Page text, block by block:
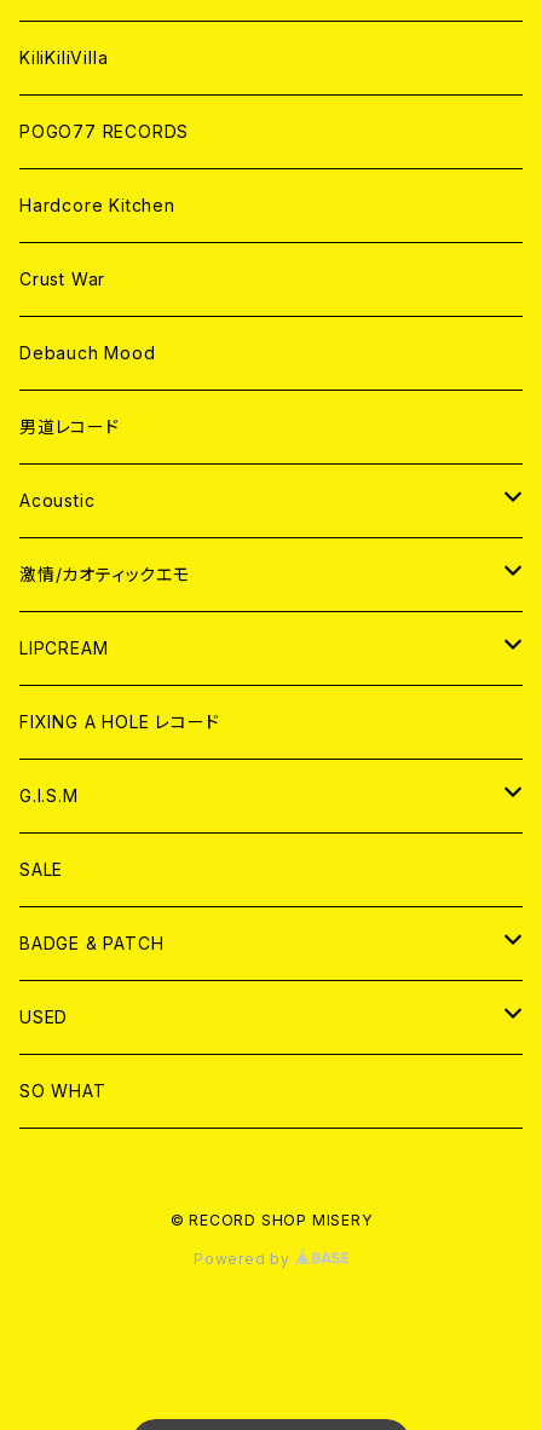
ANALOG
KiliKiliVilla
POGO77 RECORDS
Hardcore Kitchen
Crust War
Debauch Mood
男道レコード
Acoustic
JAPAN
CD
ANALOG
WORLD
CD
ANALOG
激情/カオティックエモ
JAPAN
CD
ANALOG
WORLD
CD
ANALOG
LIPCREAM
CD
アナログ
DVD
T-shirt & WEAR
FIXING A HOLE レコード
G.I.S.M
CD
ANALOG
T-SHIRT & WEAR
DVD
SALE
BADGE & PATCH
BADGE
PATCH
USED
書籍
SO WHAT
© RECORD SHOP MISERY
Powered by